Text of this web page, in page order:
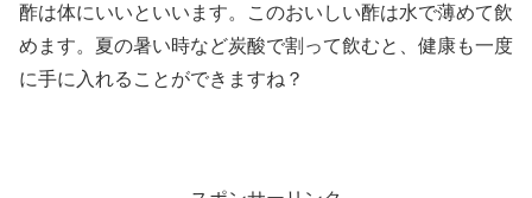
酢は体にいいといいます。このおいしい酢は水で薄めて飲
めます。夏の暑い時など炭酸で割って飲むと、健康も一度
に手に入れることができますね？